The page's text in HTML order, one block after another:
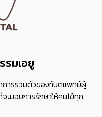
มเอยู
การรวมตัวของทันตแพทย์ผู้
ะมอบการรักษาให้คนไข้ทุก